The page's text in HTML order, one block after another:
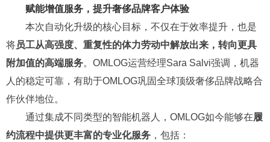
赋能增值服务，提升奢侈品牌客户体验
本次自动化升级的核心目标，不仅在于效率提升，也是
将员工从高强度、重复性的体力劳动中解放出来，转向更具
附加值的高端服务。OMLOG运营经理Sara Salvi强调，机器
人的稳定可靠，有助于OMLOG巩固全球顶级奢侈品牌战略合
作伙伴地位。
通过集成不同类型的智能机器人，OMLOG如今能够在履
约流程中提供更丰富的专业化服务 ，包括：